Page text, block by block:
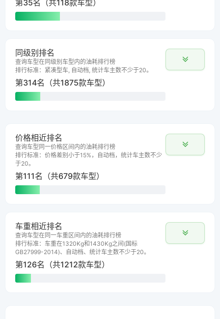
第35名（共118款车型）
同级别排名
查询车型在同级别车型内的油耗排行榜
排行标准：紧凑型车, 自动档, 统计车主数不少于20。
第314名（共1875款车型）
价格相近排名
查询车型同一价格区间内的油耗排行榜
排行标准：价格差别小于15%，自动档，统计车主数不少
于20。
第111名（共679款车型）
车重相近排名
查询车型在同一车重区间内的油耗排行榜
排行标准：车重在1320Kg和1430Kg之间(国标
GB27999-2014)、自动档、统计车主数不少于20。
第126名（共1212款车型）